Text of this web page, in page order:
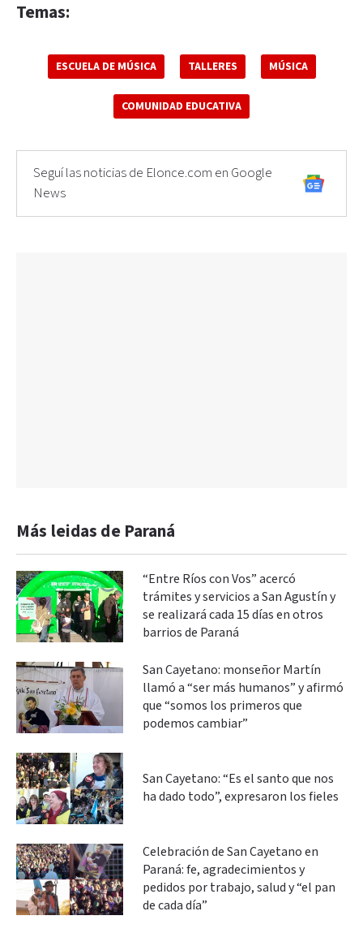
Temas:
ESCUELA DE MÚSICA TALLERES MÚSICA
COMUNIDAD EDUCATIVA
Seguí las noticias de Elonce.com en Google
News
Más leidas de Paraná
“Entre Ríos con Vos” acercó
trámites y servicios a San Agustín y
se realizará cada 15 días en otros
barrios de Paraná
San Cayetano: monseñor Martín
llamó a “ser más humanos” y afirmó
que “somos los primeros que
podemos cambiar”
San Cayetano: “Es el santo que nos
ha dado todo”, expresaron los fieles
Celebración de San Cayetano en
Paraná: fe, agradecimientos y
pedidos por trabajo, salud y “el pan
de cada día”